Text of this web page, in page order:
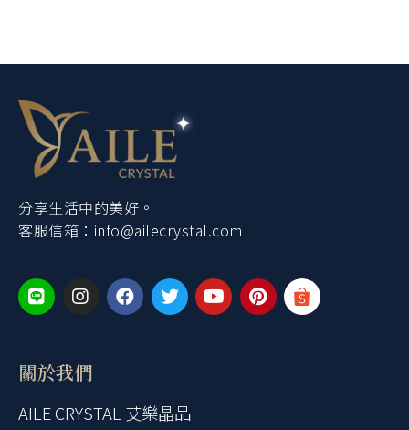
分享生活中的美好。
客服信箱： info@ailecrystal.com
關於我們
AILE CRYSTAL 艾樂晶品